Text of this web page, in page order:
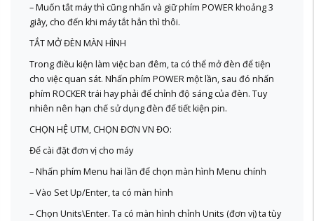
– Muốn tắt máy thì cũng nhấn và giữ phím POWER khoảng 3
giây, cho đến khi máy tắt hẳn thì thôi.
TẮT MỞ ĐÈN MÀN HÌNH
Trong điều kiện làm việc ban đêm, ta có thể mở đèn để tiện
cho việc quan sát. Nhấn phím POWER một lần, sau đó nhấn
phím ROCKER trái hay phải để chỉnh độ sáng của đèn. Tuy
nhiên nên hạn chế sử dụng đèn để tiết kiện pin.
CHỌN HỆ UTM, CHỌN ĐƠN VN ĐO:
Để cài đặt đơn vị cho máy
– Nhấn phím Menu hai lần để chọn màn hình Menu chính
– Vào Set Up/Enter, ta có màn hình
– Chọn Units\Enter. Ta có màn hình chỉnh Units (đơn vị) ta tùy